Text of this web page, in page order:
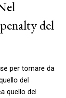
del
per tornare da
del
quello del